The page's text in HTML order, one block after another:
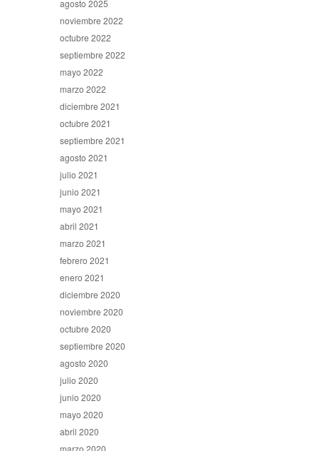
agosto 2025
noviembre 2022
octubre 2022
septiembre 2022
mayo 2022
marzo 2022
diciembre 2021
octubre 2021
septiembre 2021
agosto 2021
julio 2021
junio 2021
mayo 2021
abril 2021
marzo 2021
febrero 2021
enero 2021
diciembre 2020
noviembre 2020
octubre 2020
septiembre 2020
agosto 2020
julio 2020
junio 2020
mayo 2020
abril 2020